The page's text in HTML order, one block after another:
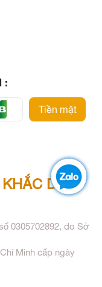
:
Tiền mặt
DẤU
0305702892, do Sở
Minh cấp ngày